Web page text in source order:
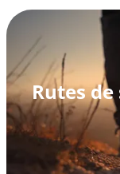
Rutes